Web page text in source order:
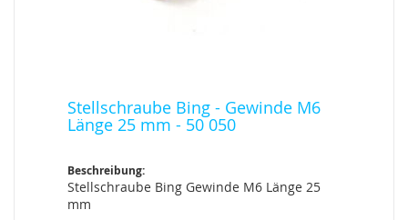
Stellschraube Bing - Gewinde M6
Länge 25 mm - 50 050
Beschreibung:
Stellschraube Bing Gewinde M6 Länge 25
mm